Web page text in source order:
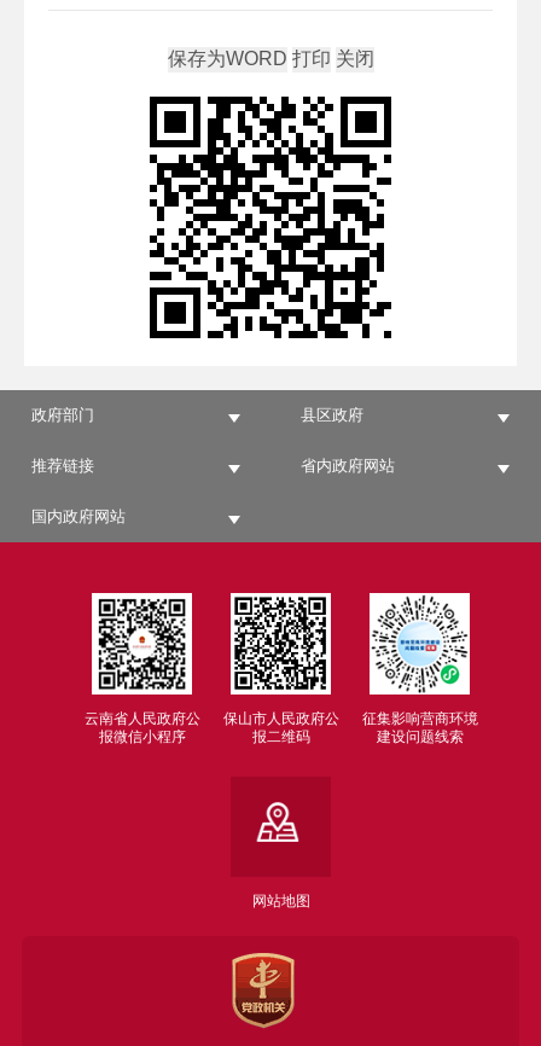
政府部门 县区政府
推荐链接 省内政府网站
国内政府网站
云南省人民政府公
报微信小程序
保山市人民政府公
报二维码
征集影响营商环境
建设问题线索
网站地图